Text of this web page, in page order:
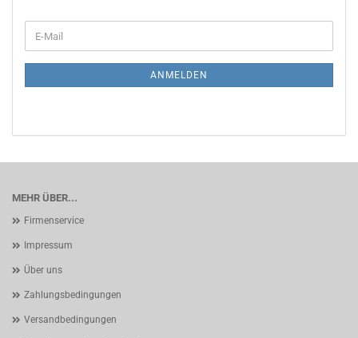
ZUR
E-
Mail
ANMELDEN
MEHR ÜBER...
Firmenservice
Impressum
Über uns
Zahlungsbedingungen
Versandbedingungen